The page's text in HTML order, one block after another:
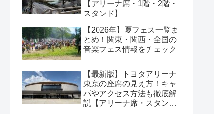
【アリーナ席・1階・2階・
スタンド】
【2026年】夏フェス一覧ま
とめ！関東・関西・全国の
音楽フェス情報をチェック
【最新版】トヨタアリーナ
東京の座席の見え方！キャ
パやアクセス方法も徹底解
説【アリーナ席・スタンド